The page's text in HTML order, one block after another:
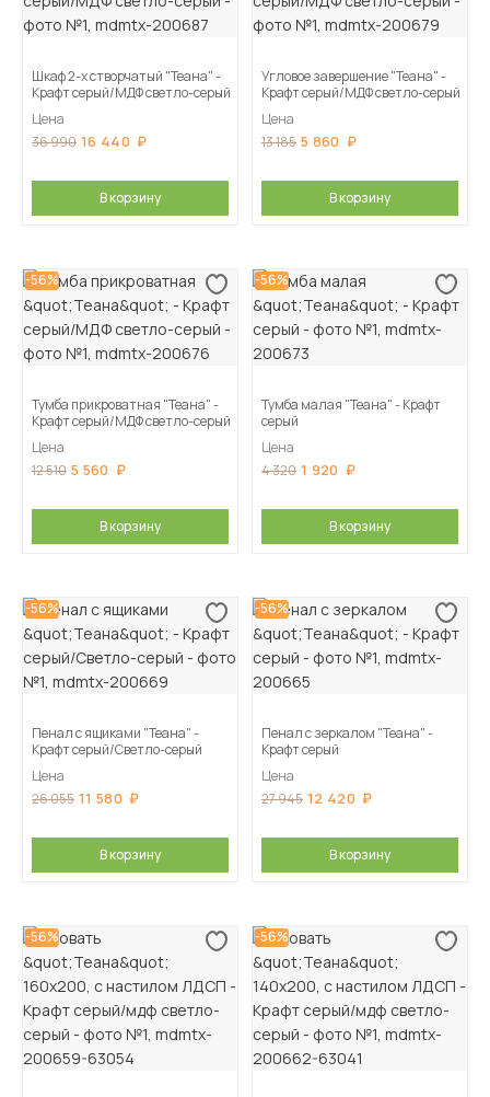
Шкаф 2-х створчатый "Теана" -
Крафт серый/МДФ светло-серый
Цена
36 990 16 440
В корзину
Угловое завершение "Теана" -
Крафт серый/МДФ светло-серый
Цена
13 185 5 860
В корзину
-56%
Тумба прикроватная "Теана" -
Крафт серый/МДФ светло-серый
Цена
12 510 5 560
В корзину
-56%
Тумба малая "Теана" - Крафт
серый
Цена
4 320 1 920
В корзину
-56%
Пенал с ящиками "Теана" -
Крафт серый/Светло-серый
Цена
26 055 11 580
В корзину
-56%
Пенал с зеркалом "Теана" -
Крафт серый
Цена
27 945 12 420
В корзину
-56% -56%